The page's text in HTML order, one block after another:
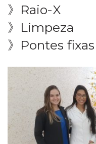
》Raio-X
》Limpeza
》Pontes